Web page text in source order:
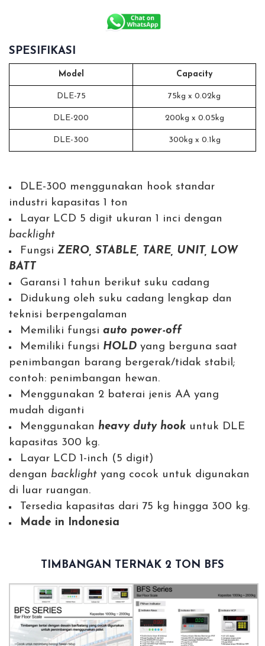
SPESIFIKASI
Model Capacity
DLE-75 75kg x 0.02kg
DLE-200 200kg x 0.05kg
DLE-300 300kg x 0.1kg
DLE-300 menggunakan hook standar
industri kapasitas 1 ton
Layar LCD 5 digit ukuran 1 inci dengan
backlight
Fungsi ZERO, STABLE, TARE, UNIT, LOW
BATT
Garansi 1 tahun berikut suku cadang
Didukung oleh suku cadang lengkap dan
teknisi berpengalaman
Memiliki fungsi auto power-off
Memiliki fungsi HOLD yang berguna saat
penimbangan barang bergerak/tidak stabil;
contoh: penimbangan hewan.
Menggunakan 2 baterai jenis AA yang
mudah diganti
Menggunakan heavy duty hook untuk DLE
kapasitas 300 kg.
Layar LCD 1-inch (5 digit)
dengan backlight yang cocok untuk digunakan
di luar ruangan.
Tersedia kapasitas dari 75 kg hingga 300 kg.
Made in Indonesia
TIMBANGAN TERNAK 2 TON BFS